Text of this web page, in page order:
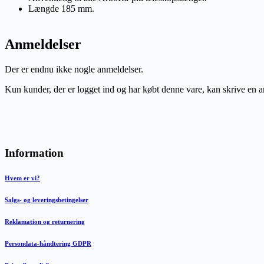
Længde 185 mm.
Anmeldelser
Der er endnu ikke nogle anmeldelser.
Kun kunder, der er logget ind og har købt denne vare, kan skrive en
Information
Hvem er vi?
Salgs- og leveringsbetingelser
Reklamation og returnering
Persondata-håndtering GDPR